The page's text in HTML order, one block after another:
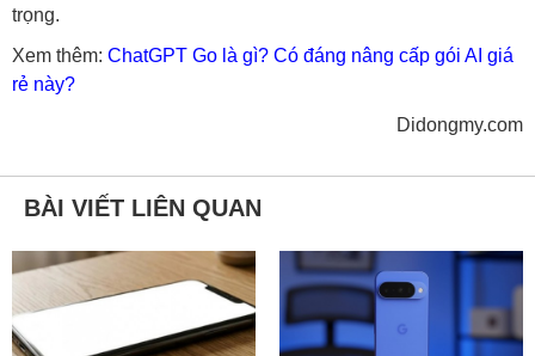
trọng.
Xem thêm: ChatGPT Go là gì? Có đáng nâng cấp gói AI giá
rẻ này?
Didongmy.com
BÀI VIẾT LIÊN QUAN